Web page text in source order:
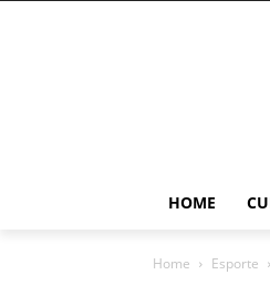
HOME
Home Esporte